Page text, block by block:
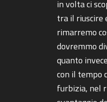
in volta ci
tra il riuscire
rimarremo
dovremmo
quanto
con il tempo
furbizia, nel